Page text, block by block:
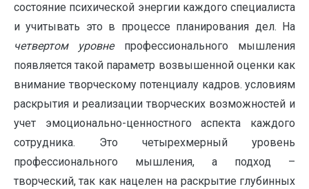
состояние психической энергии каждого специалиста
и учитывать это в процессе планирования дел. На
четвертом уровнепрофессионального мышления
появляется такой параметр возвышенной оценки как
внимание творческому потенциалу кадров. условиям
раскрытия и реализации творческих возможностей и
учет эмоционально-ценностного аспекта каждого
сотрудника. Это четырехмерный уровень
профессионального мышления, а подход –
творческий, так как нацелен на раскрытие глубинных